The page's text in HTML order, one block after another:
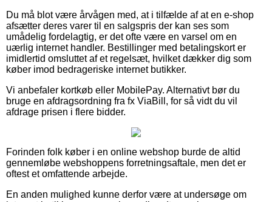
Du må blot være årvågen med, at i tilfælde af at en e-shop
afsætter deres varer til en salgspris der kan ses som
umådelig fordelagtig, er det ofte være en varsel om en
uærlig internet handler. Bestillinger med betalingskort er
imidlertid omsluttet af et regelsæt, hvilket dækker dig som
køber imod bedrageriske internet butikker.
Vi anbefaler kortkøb eller MobilePay. Alternativt bør du
bruge en afdragsordning fra fx ViaBill, for så vidt du vil
afdrage prisen i flere bidder.
Forinden folk køber i en online webshop burde de altid
gennemløbe webshoppens forretningsaftale, men det er
oftest et omfattende arbejde.
En anden mulighed kunne derfor være at undersøge om